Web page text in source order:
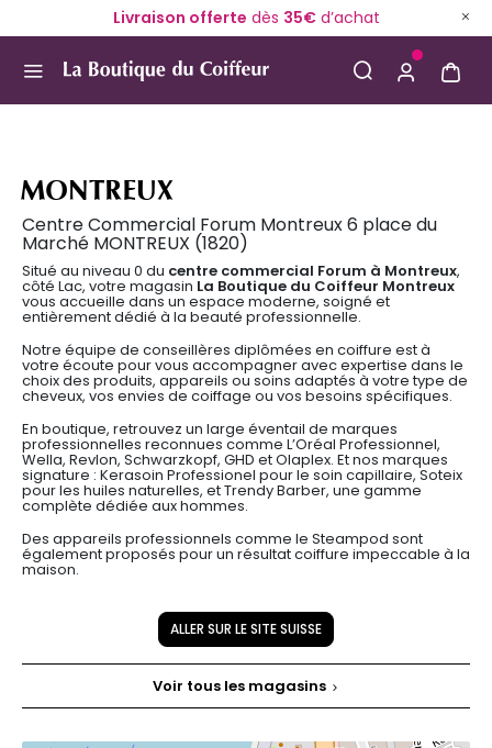
Livraison offerte dès 35€d’achat
Voir tous les magasins
ALLER SUR LE SITE SUISSE
MONTREUX
Centre Commercial Forum Montreux 6 place du
Marché MONTREUX (1820)
Situé au niveau 0 du centre commercial Forum à Montreux,
côté Lac, votre magasin La Boutique du Coiffeur Montreux
vous accueille dans un espace moderne, soigné et
entièrement dédié à la beauté professionnelle.
Notre équipe de conseillères diplômées en coiffure est à
votre écoute pour vous accompagner avec expertise dans le
choix des produits, appareils ou soins adaptés à votre type de
cheveux, vos envies de coiffage ou vos besoins spécifiques.
En boutique, retrouvez un large éventail de marques
professionnelles reconnues comme L’Oréal Professionnel,
Wella, Revlon, Schwarzkopf, GHD et Olaplex. Et nos marques
signature : Kerasoin Professionel pour le soin capillaire, Soteix
pour les huiles naturelles, et Trendy Barber, une gamme
complète dédiée aux hommes.
Des appareils professionnels comme le Steampod sont
également proposés pour un résultat coiffure impeccable à la
maison.